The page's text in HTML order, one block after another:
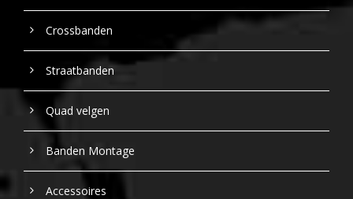
Crossbanden
Straatbanden
Quad velgen
Banden Montage
Accessoires